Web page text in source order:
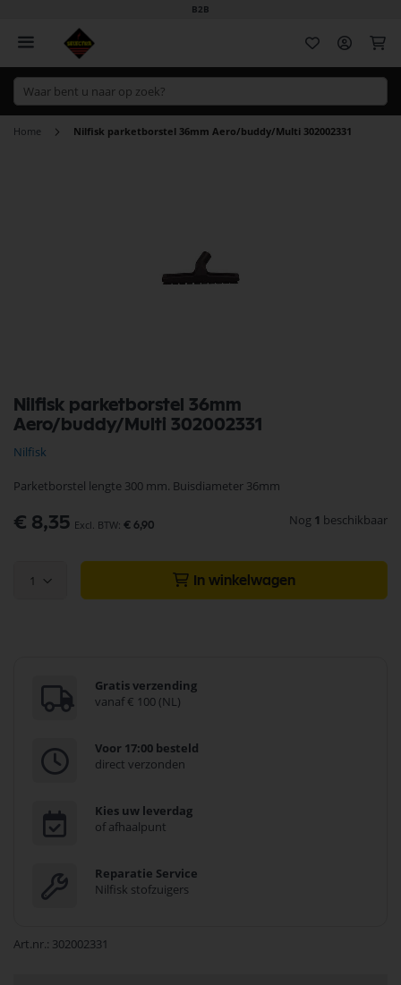
B2B
Home Nilfisk parketborstel 36mm Aero/buddy/Multi 302002331
Nilfisk parketborstel 36mm
Aero/buddy/Multi 302002331
Nilfisk
Parketborstel lengte 300 mm. Buisdiameter 36mm
€ 8,35 € 6,90 Nog 1 beschikbaar
1 In winkelwagen
Gratis verzending
vanaf € 100 (NL)
Voor 17:00 besteld
direct verzonden
Kies uw leverdag
of afhaalpunt
Reparatie Service
Nilfisk stofzuigers
Art.nr. 302002331
naar
het
van
afbeeldingen-